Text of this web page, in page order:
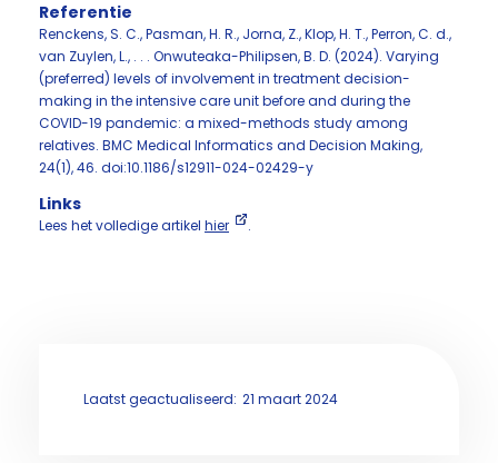
Referentie
Renckens, S. C., Pasman, H. R., Jorna, Z., Klop, H. T., Perron, C. d.,
van Zuylen, L., . . . Onwuteaka-Philipsen, B. D. (2024). Varying
(preferred) levels of involvement in treatment decision-
making in the intensive care unit before and during the
COVID-19 pandemic: a mixed-methods study among
relatives. BMC Medical Informatics and Decision Making,
24(1), 46. doi:10.1186/s12911-024-02429-y
Links
Lees het volledige artikel hier .
Laatst geactualiseerd: 21 maart 2024